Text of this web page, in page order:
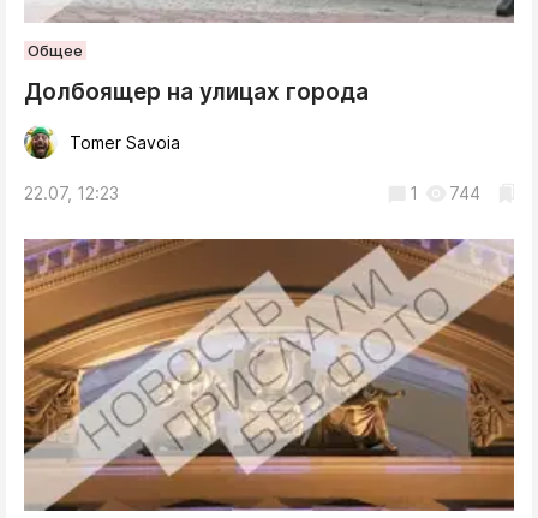
Общее
Долбоящер на улицах города
Tomer Savoia
22.07, 12:23 1 744